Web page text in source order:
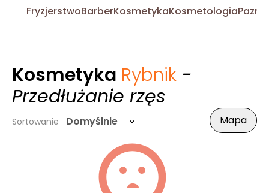
FryzjerstwoBarberKosmetykaKosmetologia
Kosmetyka Rybnik -
Przedłużanie rzęs
Sortowanie Domyślnie Mapa